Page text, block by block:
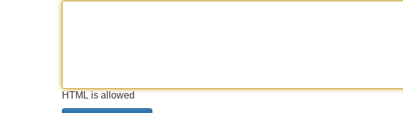
HTML is allowed